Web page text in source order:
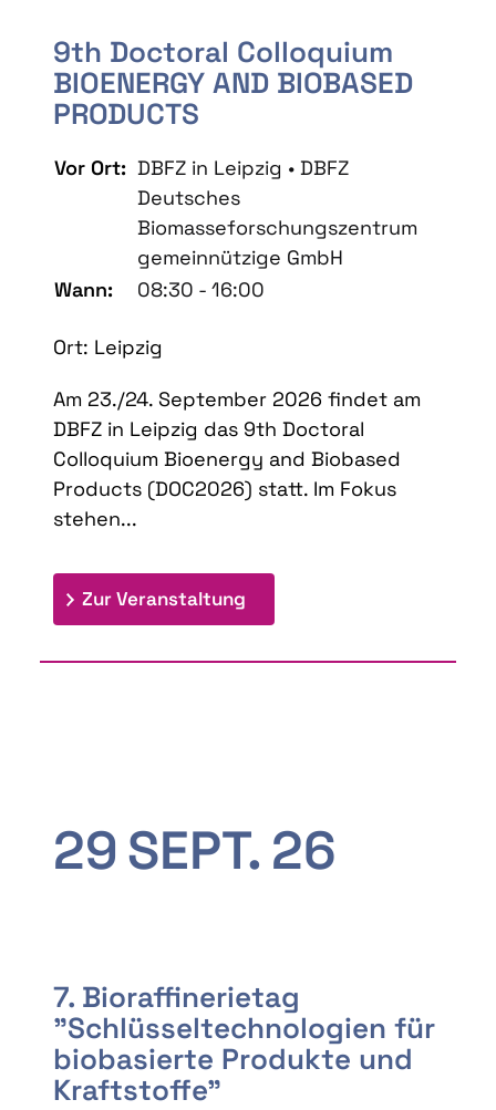
9th Doctoral Colloquium
BIOENERGY AND BIOBASED
PRODUCTS
Vor Ort: DBFZ in Leipzig • DBFZ
Deutsches
Biomasseforschungszentrum
gemeinnützige GmbH
Wann:
08:30 - 16:00
Ort: Leipzig
Am 23./24. September 2026 findet am
DBFZ in Leipzig das 9th Doctoral
Colloquium Bioenergy and Biobased
Products (DOC2026) statt. Im Fokus
stehen...
Zur Veranstaltung
29SEPT. 26
7. Bioraffinerietag
"Schlüsseltechnologien für
biobasierte Produkte und
Kraftstoffe"